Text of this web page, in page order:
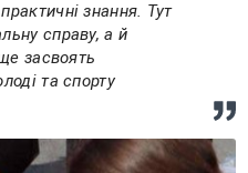
знання. Тут
справу, а й
засвоять
та спорту